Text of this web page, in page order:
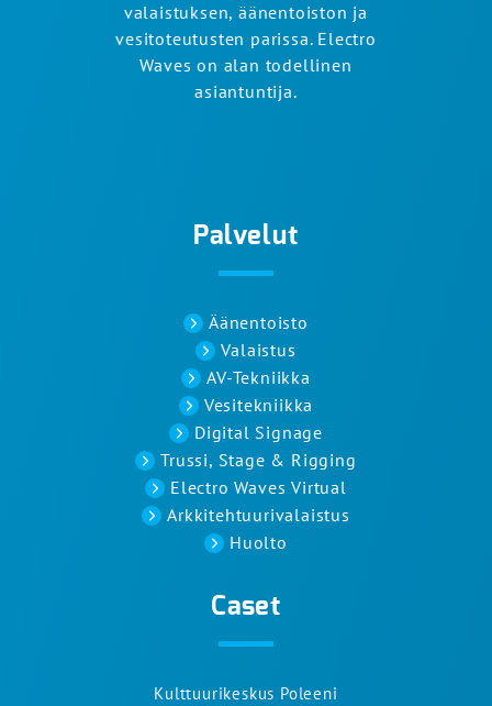
valaistuksen, äänentoiston ja
vesitoteutusten parissa. Electro
Waves on alan todellinen
asiantuntija.
Palvelut
Äänentoisto
Valaistus
AV-Tekniikka
Vesitekniikka
Digital Signage
Trussi, Stage & Rigging
Electro Waves Virtual
Arkkitehtuurivalaistus
Huolto
Caset
Kulttuurikeskus Poleeni